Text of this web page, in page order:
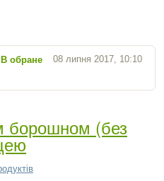
08 липня 2017, 10:10
В обране
борошном (без